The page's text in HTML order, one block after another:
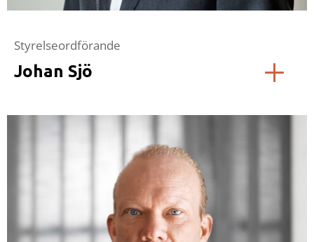
Styrelseordförande
Johan Sjö